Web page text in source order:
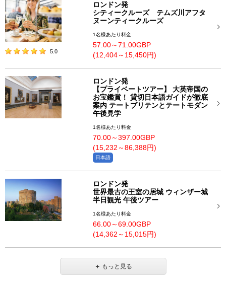
5.0
ロンドン発
シティークルーズ テムズ川アフタ
ヌーンティークルーズ
1名様あたり料金
57.00～71.00GBP
(12,404～15,450円)
ロンドン発
【プライベートツアー】 大英帝国の
お宝鑑賞！ 貸切日本語ガイドが徹底
案内 テートブリテンとテートモダン
午後見学
1名様あたり料金
70.00～397.00GBP
(15,232～86,388円)
日本語
ロンドン発
世界最古の王室の居城 ウィンザー城
半日観光 午後ツアー
1名様あたり料金
66.00～69.00GBP
(14,362～15,015円)
＋ もっと見る